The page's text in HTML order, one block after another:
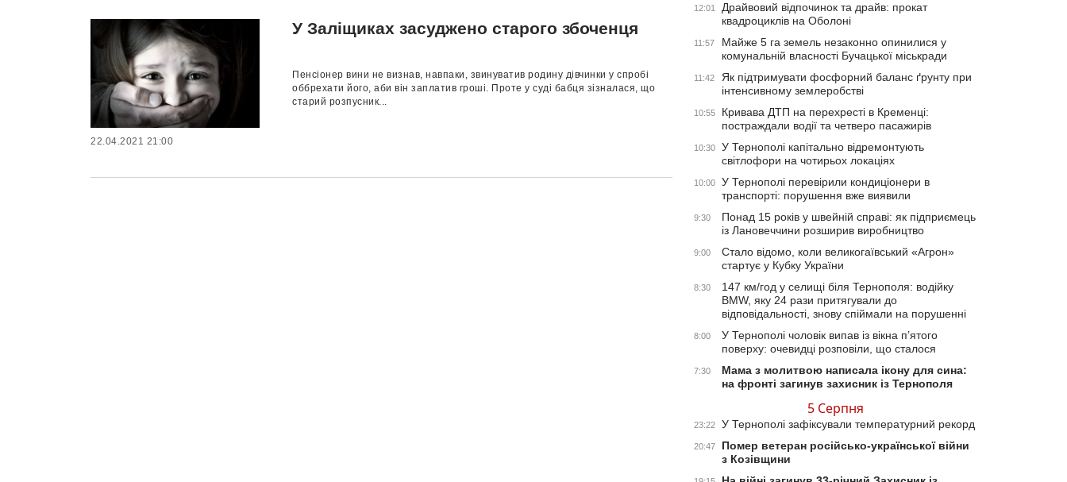
У Заліщиках засуджено старого збоченця
Пенсіонер вини не визнав, навпаки, звинуватив родину дівчинки у спробі
оббрехати його, аби він заплатив гроші. Проте у суді бабця зізналася, що
старий розпусник...
22.04.2021 21:00
12:01
Драйвовий відпочинок та драйв: прокат
квадроциклів на Оболоні
11:57
Майже 5 га земель незаконно опинилися у
комунальній власності Бучацької міськради
11:42
Як підтримувати фосфорний баланс ґрунту при
інтенсивному землеробстві
10:55
Кривава ДТП на перехресті в Кременці:
постраждали водії та четверо пасажирів
10:30
У Тернополі капітально відремонтують
світлофори на чотирьох локаціях
10:00
У Тернополі перевірили кондиціонери в
транспорті: порушення вже виявили
9:30
Понад 15 років у швейній справі: як підприємець
із Лановеччини розширив виробництво
9:00
Стало відомо, коли великогаївський «Агрон»
стартує у Кубку України
8:30
147 км/год у селищі біля Тернополя: водійку
BMW, яку 24 рази притягували до
відповідальності, знову спіймали на порушенні
8:00
У Тернополі чоловік випав із вікна п’ятого
поверху: очевидці розповіли, що сталося
7:30
Мама з молитвою написала ікону для сина:
на фронті загинув захисник із Тернополя
5 Серпня
23:22 У Тернополі зафіксували температурний рекорд
20:47
Помер ветеран російсько-української війни
з Козівщини